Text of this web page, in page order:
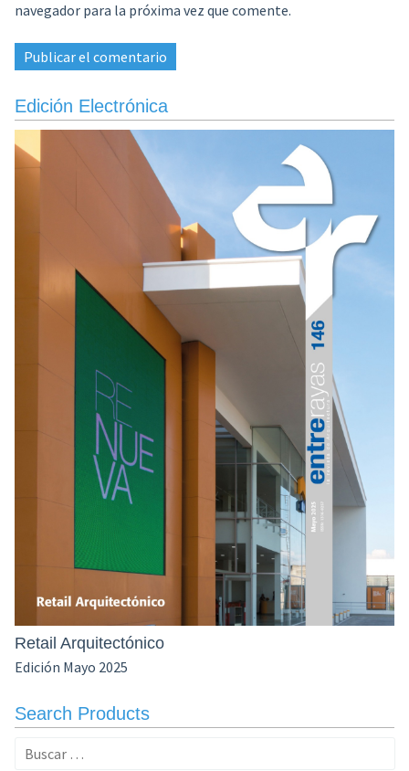
navegador para la próxima vez que comente.
Edición Electrónica
Retail Arquitectónico
Edición Mayo 2025
Search Products
Buscar: